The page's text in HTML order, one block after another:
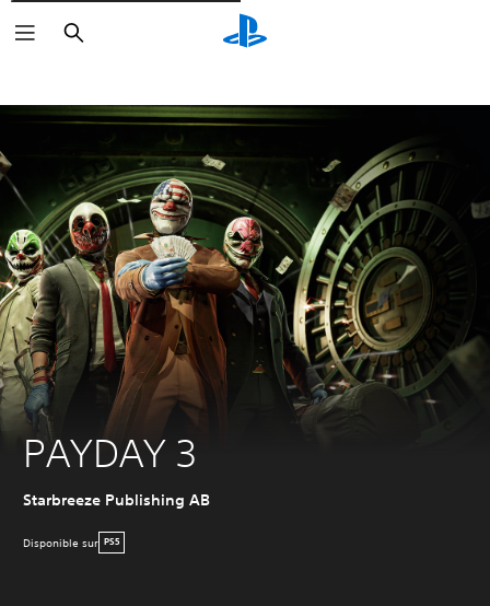
Rechercher
PAYDAY 3
Starbreeze Publishing AB
Disponible sur PS5